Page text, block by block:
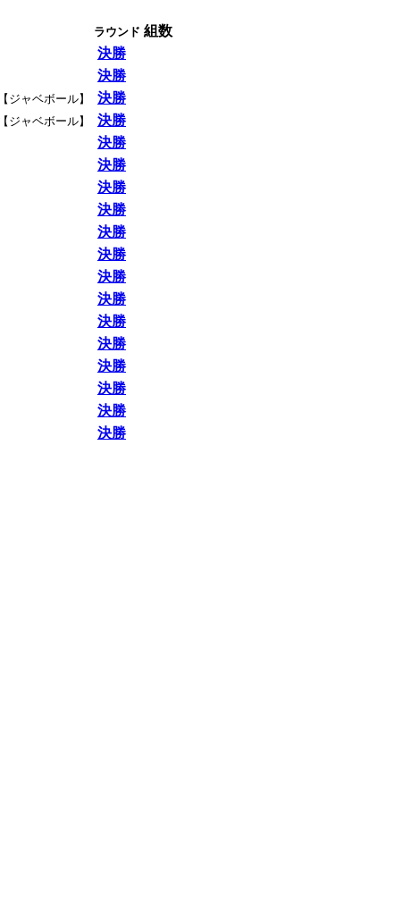
ラウンド 組数
決勝
決勝
【ジャベボール】
決勝
【ジャベボール】
決勝
決勝
決勝
決勝
決勝
決勝
決勝
決勝
決勝
決勝
決勝
決勝
決勝
決勝
決勝